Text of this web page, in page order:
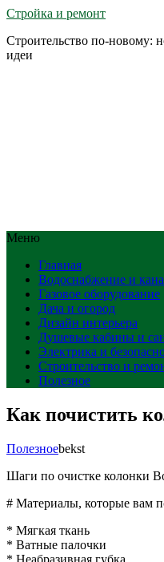
Стройка и ремонт
Строительство по-новому:
идеи
Меню
Главная
Водоснабжение и
Газовое оборудование
Дача и огород
Дизайн интерьера
Душевые кабины и
Электрика и
Строительство и
Полезное
Как почистить
Полезноеbekst
Шаги по очистке колонки
# Материалы, которые вам
* Мягкая ткань
* Ватные палочки
* Неабразивная губка